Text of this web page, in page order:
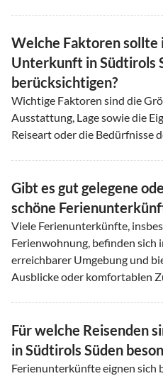
Welche Faktoren sollte
Unterkunft in Südtirols
berücksichtigen?
Wichtige Faktoren sind die
Ausstattung, Lage sowie die
Reiseart oder die Bedürfnisse
Gibt es gut gelegene
schöne
Viele Ferienunterkünfte,
Ferienwohnung, befinden sich
erreichbarer Umgebung und
Ausblicke oder komfortablen
Für welche Reisenden
in Südtirols Süden
Ferienunterkünfte eignen sich